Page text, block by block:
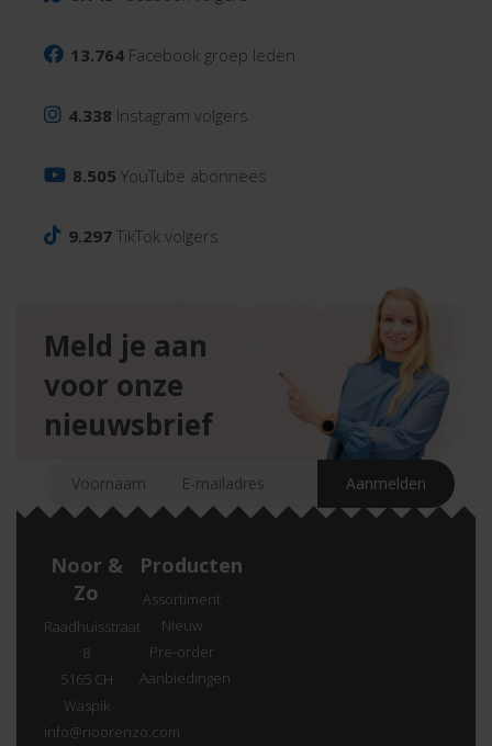
13.764 Facebook groep leden
4.338 Instagram volgers
8.505 YouTube abonnees
9.297 TikTok volgers
Meld je aan
voor onze
nieuwsbrief
Noor &
Zo
Raadhuisstraat
8
5165 CH
Waspik
info@noorenzo.com
Producten
Assortiment
Nieuw
Pre-order
Aanbiedingen